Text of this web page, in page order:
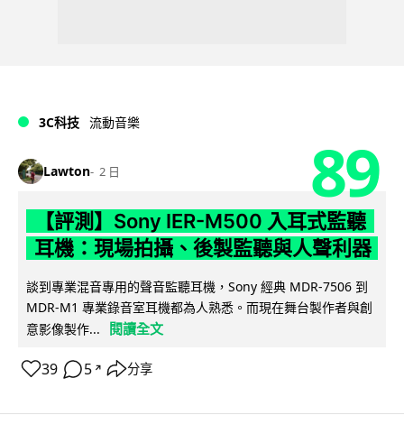
3C科技 流動音樂
Lawton 2 日 89
【評測】Sony IER-M500 入耳式監聽
耳機：現場拍攝、後製監聽與人聲利器
談到專業混音專用的聲音監聽耳機，Sony 經典 MDR-7506 到
MDR-M1 專業錄音室耳機都為人熟悉。而現在舞台製作者與創
意影像製作...
閱讀全文
39 5 ↗ 分享